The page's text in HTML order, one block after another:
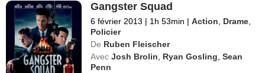
Gangster Squad
6 février 2013 | 1h 53min | Action Drame
Policier
De Ruben Fleischer
Avec Josh Brolin Ryan Gosling ,Sean
Penn